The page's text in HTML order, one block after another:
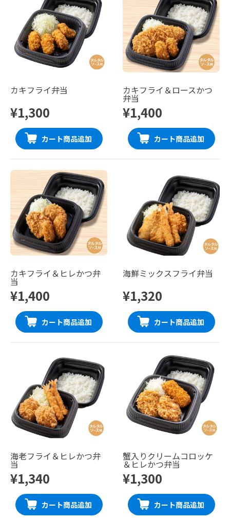
カキフライ弁当
¥1,300
カート商品追加
カキフライ＆ロースかつ
弁当
¥1,400
カート商品追加
カキフライ＆ヒレかつ弁
当
¥1,400
カート商品追加
海鮮ミックスフライ弁当
¥1,320
カート商品追加
海老フライ＆ヒレかつ弁
当
¥1,340
カート商品追加
蟹入りクリームコロッケ
＆ヒレかつ弁当
¥1,300
カート商品追加